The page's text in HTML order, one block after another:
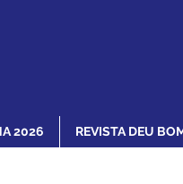
2026 REVISTA DEU